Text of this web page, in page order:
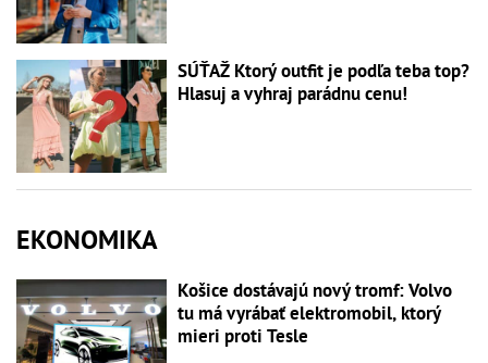
SÚŤAŽ Ktorý outfit je podľa teba top?
Hlasuj a vyhraj parádnu cenu!
EKONOMIKA
Košice dostávajú nový tromf: Volvo
tu má vyrábať elektromobil, ktorý
mieri proti Tesle